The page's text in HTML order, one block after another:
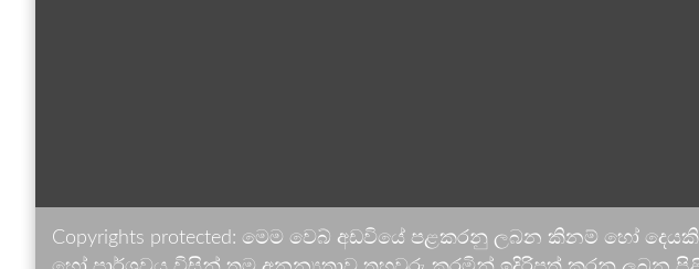
Copyrights protected: මෙම වෙබ් අඩවියේ පළකරනු ලබන කිනම් හෝ